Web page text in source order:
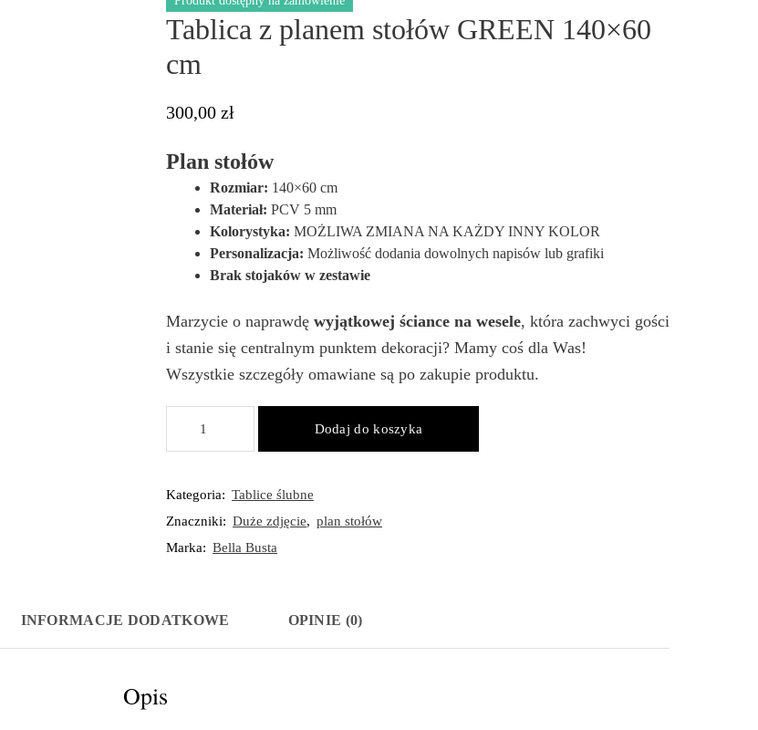
Tablica z planem stołów GREEN 140×60
cm
300,00 zł
Plan stołów
Rozmiar: 140×60 cm
Materiał: PCV 5 mm
Kolorystyka: MOŻLIWA ZMIANA NA KAŻDY INNY KOLOR
Personalizacja: Możliwość dodania dowolnych napisów lub grafiki
Brak stojaków w zestawie
Marzycie o naprawdę wyjątkowej ściance na wesele, która zachwyci gości
i stanie się centralnym punktem dekoracji? Mamy coś dla Was!
Wszystkie szczegóły omawiane są po zakupie produktu.
Tablica
stołów
GREEN
140x60
Dodaj do koszyka
Kategoria: Tablice ślubne
Znaczniki: Duże zdjęcie, plan stołów
Marka: Bella Busta
INFORMACJE DODATKOWE OPINIE (0)
Opis